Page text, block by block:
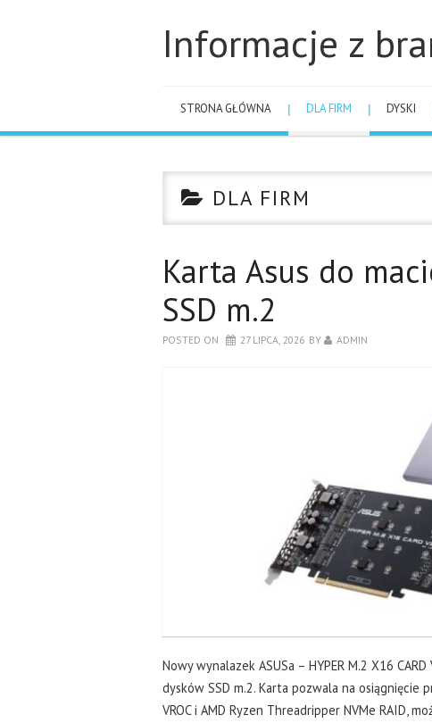
Informacje z
STRONA GŁÓWNA DLA FIRM DYSKI
DLA FIRM
Karta Asus do
SSD m.2
POSTED ON 27 LIPCA, 2026 BY ADMIN
Nowy wynalazek ASUSa – HYPER M.2 X16
dysków SSD m.2. Karta pozwala na osiągnięcie
VROC i AMD Ryzen Threadripper NVMe RAID,